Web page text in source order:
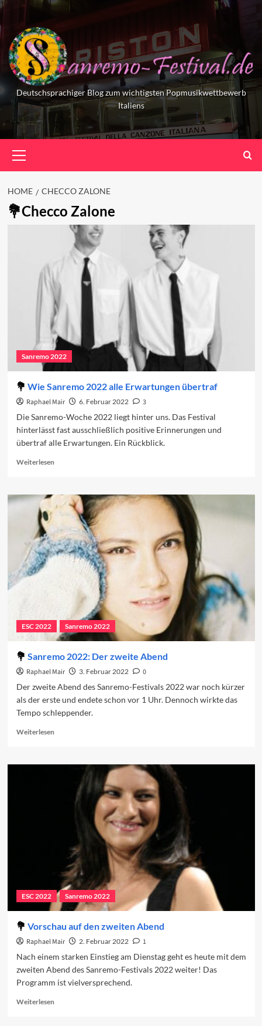
Skip
to
content
Deutschsprachiger Blog zum wichtigsten Popmusikwettbewerb
Italiens
Menu
HOME CHECCO ZALONE
Checco Zalone
Sanremo 2022
Wie Sanremo 2022 alle Erwartungen übertraf
Raphael Mair 6. Februar 2022
3
Die Sanremo-Woche 2022 liegt hinter uns. Das Festival
hinterlässt fast ausschließlich positive Erinnerungen und
übertraf alle Erwartungen. Ein Rückblick.
WeiterlesenRead
Wie
Sanremo
2022
alle
Erwartungen
übertraf
ESC 2022 Sanremo 2022
Sanremo 2022: Der zweite Abend
Raphael Mair 3. Februar 2022
0
Der zweite Abend des Sanremo-Festivals 2022 war noch kürzer
als der erste und endete schon vor 1 Uhr. Dennoch wirkte das
Tempo schleppender.
WeiterlesenRead
Sanremo
ESC 2022 Sanremo 2022
Vorschau auf den zweiten Abend
Raphael Mair 2. Februar 2022
1
Nach einem starken Einstieg am Dienstag geht es heute mit dem
zweiten Abend des Sanremo-Festivals 2022 weiter! Das
Programm ist vielversprechend.
WeiterlesenRead